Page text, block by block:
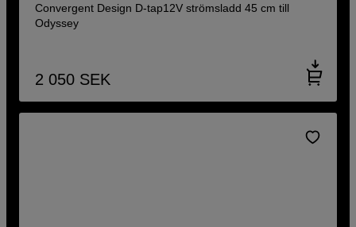
Convergent Design D-tap12V strömsladd 45 cm till
Odyssey
2 050 SEK